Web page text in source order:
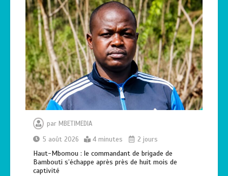
par MBETIMEDIA
5 août 2026
4 minutes 2 jours
Haut-Mbomou : le commandant de brigade de
Bambouti s’échappe après près de huit mois de
captivité